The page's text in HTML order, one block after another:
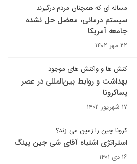
مساله ای که همچنان مردم درگیرند
سیستم درمانی، معضل حل نشده
جامعه آمریکا
۲۲ مهر ۱۴۰۲
کنش ها و واکنش های موجود
بهداشت و روابط بین‌المللی در عصر
پساکرونا
۱۷ شهریور ۱۴۰۲
کرونا چین را زمین می زند؟
استراتژی اشتباه آقای شی جین پینگ
۱۶ دی ۱۴۰۱